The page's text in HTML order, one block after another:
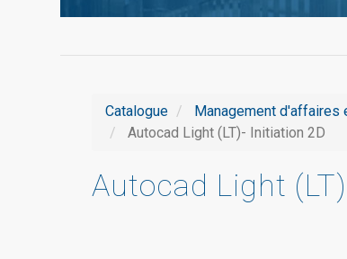
Catalogue Management d'affaires
Autocad Light (LT)- Initiation 2D
Autocad Light